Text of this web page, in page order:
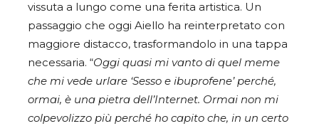
vissuta a lungo come una ferita artistica. Un
passaggio che oggi Aiello ha reinterpretato con
maggiore distacco, trasformandolo in una tappa
necessaria. “Oggi quasi mi vanto di quel meme
che mi vede urlare ‘Sesso e ibuprofene’ perché,
ormai, è una pietra dell’Internet. Ormai non mi
colpevolizzo più perché ho capito che, in un certo